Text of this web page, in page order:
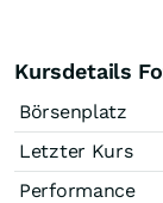
Kursdetails
Börsenplatz
Letzter Kurs
Performance